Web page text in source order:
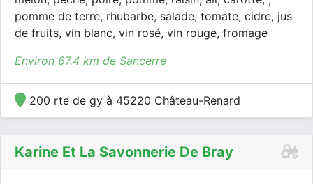
pomme de terre, rhubarbe, salade, tomate, cidre, jus
de fruits, vin blanc, vin rosé, vin rouge, fromage
Environ 67.4 km de Sancerre
200 rte de gy à 45220 Château-Renard
Karine Et La Savonnerie De Bray